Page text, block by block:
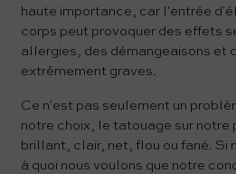
haute importance, car l'entrée
corps peut provoquer des effets
allergies, des démangeaisons et
extrêmement graves.
Ce n'est pas seulement un
notre choix, le tatouage sur notre
brillant, clair, net, flou ou fané. Si
à quoi nous voulons que notre